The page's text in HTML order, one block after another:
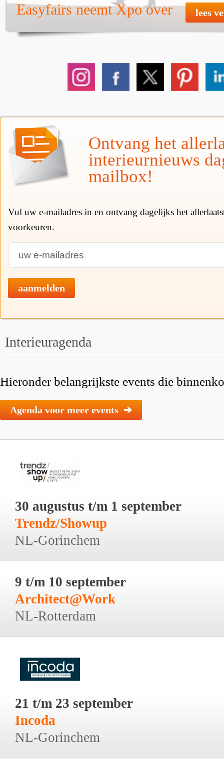
Easyfairs neemt Xpo over lees
Ontvang het
interieurnieuws
mailbox!
Vul uw e-mailadres in en ontvang dagelijks het
voorkeuren.
aanmelden
Interieuragenda
Hieronder belangrijkste events die
Agenda voor meer events ➔
30 augustus t/m 1 september
Trendz/Showup
NL-Gorinchem
9 t/m 10 september
Architect@Work
NL-Rotterdam
21 t/m 23 september
Incoda
NL-Gorinchem